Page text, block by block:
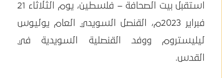
استقبل بيت الصحافة – فلسطين، يوم الثلاثاء 21
فبراير 2023م، القنصل السويدي العام يوليوس
ليليستروم ووفد القنصلية السويدية في
القدس.